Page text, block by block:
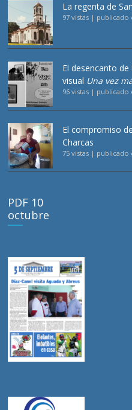
La regenta de
97 vistas | publicado
El desencanto
visual Una vez
96 vistas | publicado
El compromiso
Charcas
75 vistas | publicado
PDF 10
octubre